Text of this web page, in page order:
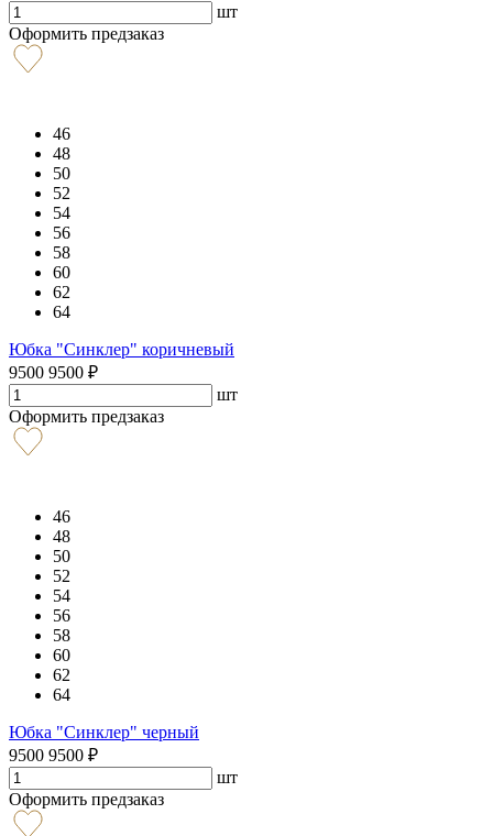
шт
Оформить предзаказ
46
48
50
52
54
56
58
60
62
64
Юбка "Синклер" коричневый
9500 9500 ₽
шт
Оформить предзаказ
46
48
50
52
54
56
58
60
62
64
Юбка "Синклер" черный
9500 9500 ₽
шт
Оформить предзаказ